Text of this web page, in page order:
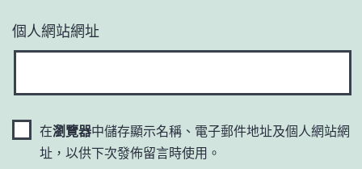
個人網站網址
在瀏覽器中儲存顯示名稱、電子郵件地址及個人網站網
址，以供下次發佈留言時使用。